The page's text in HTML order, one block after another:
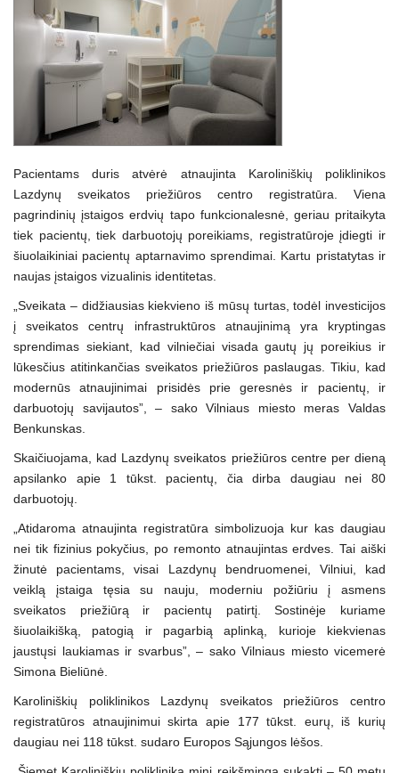
Pacientams duris atvėrė atnaujinta Karoliniškių poliklinikos
Lazdynų sveikatos priežiūros centro registratūra. Viena
pagrindinių įstaigos erdvių tapo funkcionalesnė, geriau pritaikyta
tiek pacientų, tiek darbuotojų poreikiams, registratūroje įdiegti ir
šiuolaikiniai pacientų aptarnavimo sprendimai. Kartu pristatytas ir
naujas įstaigos vizualinis identitetas.
„Sveikata – didžiausias kiekvieno iš mūsų turtas, todėl investicijos
į sveikatos centrų infrastruktūros atnaujinimą yra kryptingas
sprendimas siekiant, kad vilniečiai visada gautų jų poreikius ir
lūkesčius atitinkančias sveikatos priežiūros paslaugas. Tikiu, kad
modernūs atnaujinimai prisidės prie geresnės ir pacientų, ir
darbuotojų savijautos”, – sako Vilniaus miesto meras Valdas
Benkunskas.
Skaičiuojama, kad Lazdynų sveikatos priežiūros centre per dieną
apsilanko apie 1 tūkst. pacientų, čia dirba daugiau nei 80
darbuotojų.
„Atidaroma atnaujinta registratūra simbolizuoja kur kas daugiau
nei tik fizinius pokyčius, po remonto atnaujintas erdves. Tai aiški
žinutė pacientams, visai Lazdynų bendruomenei, Vilniui, kad
veiklą įstaiga tęsia su nauju, moderniu požiūriu į asmens
sveikatos priežiūrą ir pacientų patirtį. Sostinėje kuriame
šiuolaikišką, patogią ir pagarbią aplinką, kurioje kiekvienas
jaustųsi laukiamas ir svarbus”, – sako Vilniaus miesto vicemerė
Simona Bieliūnė.
Karoliniškių poliklinikos Lazdynų sveikatos priežiūros centro
registratūros atnaujinimui skirta apie 177 tūkst. eurų, iš kurių
daugiau nei 118 tūkst. sudaro Europos Sąjungos lėšos.